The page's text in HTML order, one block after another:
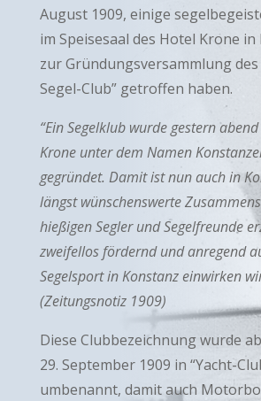
August 1909, einige
im Speisesaal des Hotel Krone in
zur Gründungsversammlung
Segel-Club” getroffen haben.
“Ein Segelklub wurde gestern
Krone unter dem Namen
gegründet. Damit ist nun auch in
längst wünschenswerte
hießigen Segler und Segelfreunde
zweifellos fördernd und anregend
Segelsport in Konstanz einwirken
(Zeitungsnotiz 1909)
Diese Clubbezeichnung wurde
29. September 1909 in “Yacht-
umbenannt, damit auch